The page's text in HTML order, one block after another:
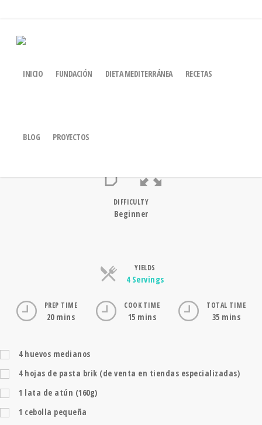
INICIO FUNDACIÓN DIETA MEDITERRÁNEA RECETAS
BLOG PROYECTOS
TUNA AND EGG
DIFFICULTY
Beginner
YIELDS
4 ServingsServings
PREP TIME
20 mins
COOK TIME
15 mins
TOTAL TIME
35 mins
4 huevos medianos
4 hojas de pasta brik (de venta en tiendas especializadas)
1 lata de atún (160g)
1 cebolla pequeña